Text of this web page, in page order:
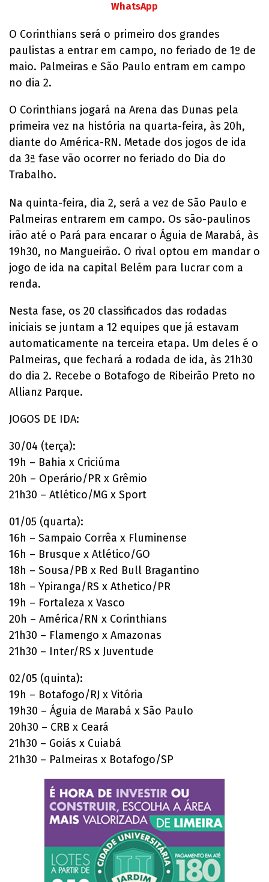
WhatsApp
O Corinthians será o primeiro dos grandes
paulistas a entrar em campo, no feriado de 1º de
maio. Palmeiras e São Paulo entram em campo
no dia 2.
O Corinthians jogará na Arena das Dunas pela
primeira vez na história na quarta-feira, às 20h,
diante do América-RN. Metade dos jogos de ida
da 3ª fase vão ocorrer no feriado do Dia do
Trabalho.
Na quinta-feira, dia 2, será a vez de São Paulo e
Palmeiras entrarem em campo. Os são-paulinos
irão até o Pará para encarar o Águia de Marabá, às
19h30, no Mangueirão. O rival optou em mandar o
jogo de ida na capital Belém para lucrar com a
renda.
Nesta fase, os 20 classificados das rodadas
iniciais se juntam a 12 equipes que já estavam
automaticamente na terceira etapa. Um deles é o
Palmeiras, que fechará a rodada de ida, às 21h30
do dia 2. Recebe o Botafogo de Ribeirão Preto no
Allianz Parque.
JOGOS DE IDA:
30/04 (terça):
19h – Bahia x Criciúma
20h – Operário/PR x Grêmio
21h30 – Atlético/MG x Sport
01/05 (quarta):
16h – Sampaio Corrêa x Fluminense
16h – Brusque x Atlético/GO
18h – Sousa/PB x Red Bull Bragantino
18h – Ypiranga/RS x Athetico/PR
19h – Fortaleza x Vasco
20h – América/RN x Corinthians
21h30 – Flamengo x Amazonas
21h30 – Inter/RS x Juventude
02/05 (quinta):
19h – Botafogo/RJ x Vitória
19h30 – Águia de Marabá x São Paulo
20h30 – CRB x Ceará
21h30 – Goiás x Cuiabá
21h30 – Palmeiras x Botafogo/SP